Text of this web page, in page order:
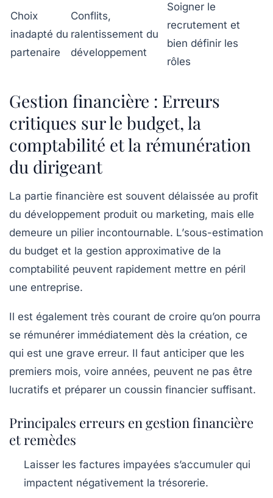
Choix
inadapté du
partenaire
Conflits,
ralentissement du
développement
Soigner le
recrutement et
bien définir les
rôles
Gestion financière : Erreurs
critiques sur le budget, la
comptabilité et la rémunération
du dirigeant
La partie financière est souvent délaissée au profit
du développement produit ou marketing, mais elle
demeure un pilier incontournable. L’sous-estimation
du budget et la gestion approximative de la
comptabilité peuvent rapidement mettre en péril
une entreprise.
Il est également très courant de croire qu’on pourra
se rémunérer immédiatement dès la création, ce
qui est une grave erreur. Il faut anticiper que les
premiers mois, voire années, peuvent ne pas être
lucratifs et préparer un coussin financier suffisant.
Principales erreurs en gestion financière
et remèdes
Laisser les factures impayées s’accumuler qui
impactent négativement la trésorerie.